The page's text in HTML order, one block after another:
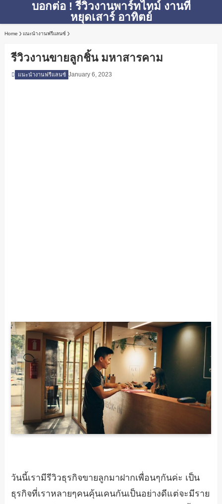
บอกต่อ ! รีวิวงานพาร์ทไทม์ งานที่
หยุดเสาร์ อาทิตย์
Home แนะนำงานฟรีแลนซ์
รีวิวงานขายลูกชิ้น มหาสารคาม
แนะนำงานฟรีแลนซ์ January 6, 2023
วันนี้เรามีรีวิวธุรกิจขายลูกมาฝากเพื่อนๆกันค่ะ เป็น
ธุรกิจที่เราหลายๆคนคุ้นเคนกันเป็นอย่างดีแต่จะมีราย